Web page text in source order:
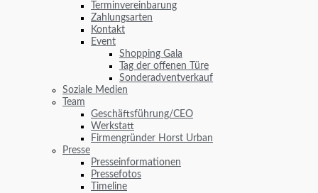
Terminvereinbarung
Zahlungsarten
Kontakt
Event
Shopping Gala
Tag der offenen Türe
Sonderadventverkauf
Soziale Medien
Team
Geschäftsführung/CEO
Werkstatt
Firmengründer Horst Urban
Presse
Presseinformationen
Pressefotos
Timeline